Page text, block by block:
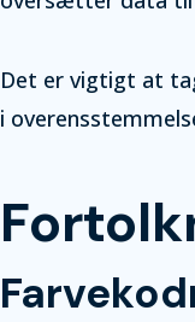
Det er vigtigt at
i